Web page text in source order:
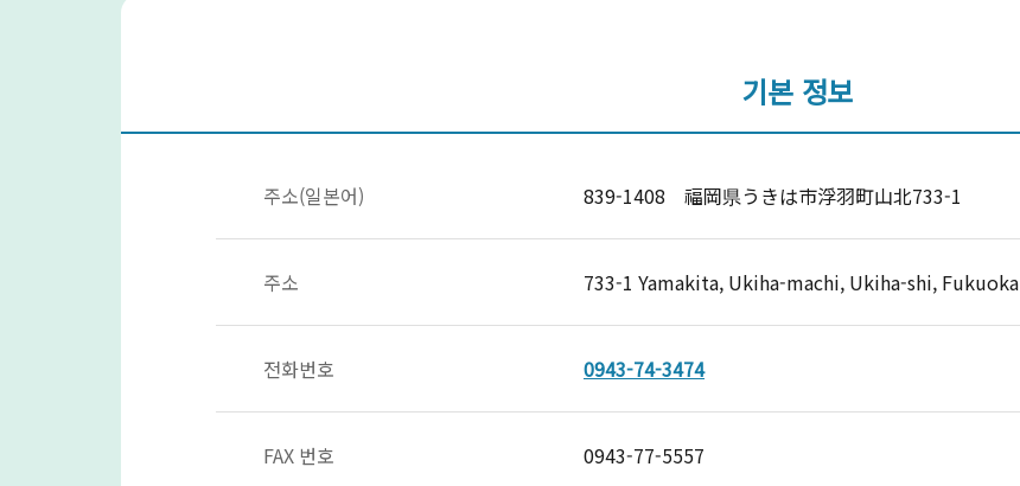
기본 정보
주소(일본어) 839-1408 福岡県うきは市浮羽町山北733-1
주소 733-1 Yamakita, Ukiha-machi, Ukiha-shi, Fukuoka
전화번호 0943-74-3474
FAX 번호 0943-77-5557